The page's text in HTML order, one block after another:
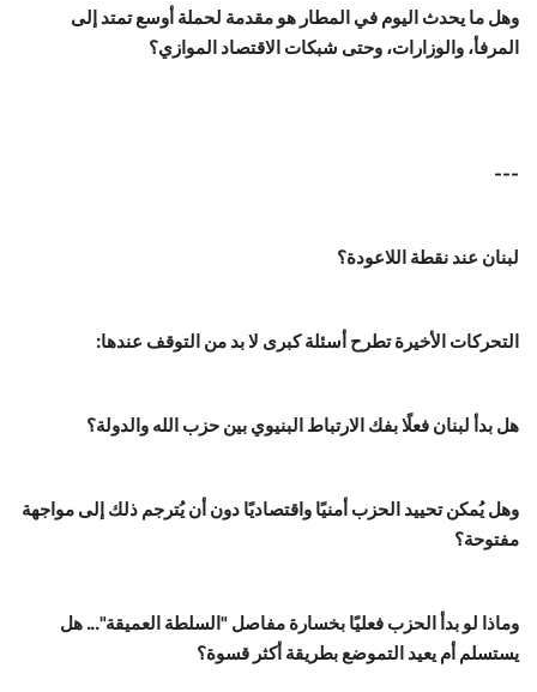
وهل ما يحدث اليوم في المطار هو مقدمة لحملة أوسع تمتد إلى
المرفأ، والوزارات، وحتى شبكات الاقتصاد الموازي؟
---
لبنان عند نقطة اللاعودة؟
التحركات الأخيرة تطرح أسئلة كبرى لا بد من التوقف عندها:
هل بدأ لبنان فعلًا بفك الارتباط البنيوي بين حزب الله والدولة؟
وهل يُمكن تحييد الحزب أمنيًا واقتصاديًا دون أن يُترجم ذلك إلى مواجهة
مفتوحة؟
وماذا لو بدأ الحزب فعليًا بخسارة مفاصل "السلطة العميقة"... هل
يستسلم أم يعيد التموضع بطريقة أكثر قسوة؟